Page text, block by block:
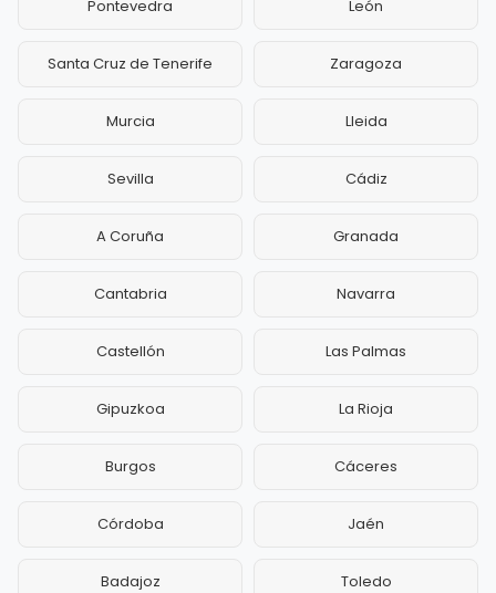
Pontevedra León
Santa Cruz de Tenerife Zaragoza
Murcia Lleida
Sevilla Cádiz
A Coruña Granada
Cantabria Navarra
Castellón Las Palmas
Gipuzkoa La Rioja
Burgos Cáceres
Córdoba Jaén
Badajoz Toledo